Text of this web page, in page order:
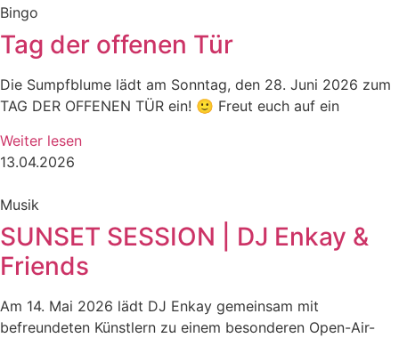
Bingo
Tag der offenen Tür
Die Sumpfblume lädt am Sonntag, den 28. Juni 2026 zum
TAG DER OFFENEN TÜR ein! 🙂 Freut euch auf ein
Weiter lesen
13.04.2026
Musik
SUNSET SESSION | DJ Enkay &
Friends
Am 14. Mai 2026 lädt DJ Enkay gemeinsam mit
befreundeten Künstlern zu einem besonderen Open-Air-